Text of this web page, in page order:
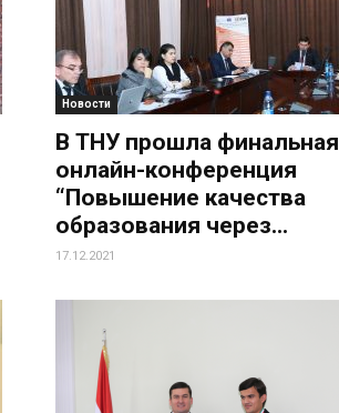
Новости
В ТНУ прошла финальная
онлайн-конференция
“Повышение качества
образования через...
17.12.2021